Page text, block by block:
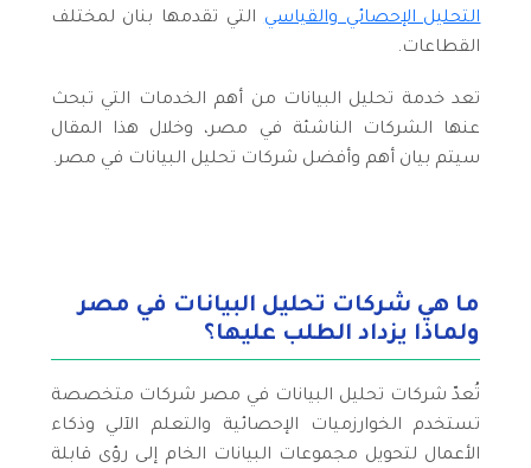
التحليل الإحصائي والقياسيالتي تقدمها بنان لمختلف
القطاعات.
تعد خدمة تحليل البيانات من أهم الخدمات التي تبحث
عنها الشركات الناشئة في مصر، وخلال هذا المقال
سيتم بيان أهم وأفضل شركات تحليل البيانات في مصر.
ما هي شركات تحليل البيانات في مصر
ولماذا يزداد الطلب عليها؟
تُعدّ شركات تحليل البيانات في مصر شركات متخصصة
تستخدم الخوارزميات الإحصائية والتعلم الآلي وذكاء
الأعمال لتحويل مجموعات البيانات الخام إلى رؤى قابلة